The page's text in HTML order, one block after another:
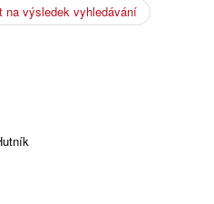
na výsledek vyhledávání